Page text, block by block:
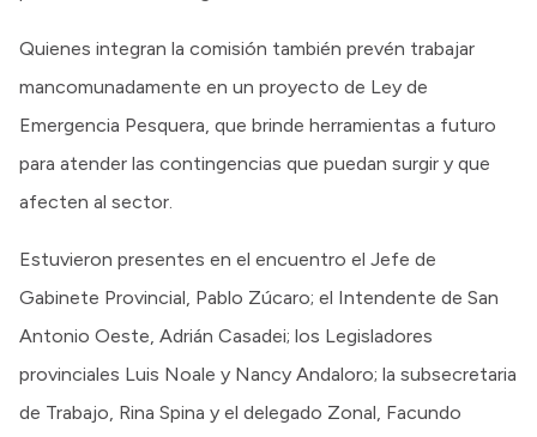
Quienes integran la comisión también prevén trabajar
mancomunadamente en un proyecto de Ley de
Emergencia Pesquera, que brinde herramientas a futuro
para atender las contingencias que puedan surgir y que
afecten al sector.
Estuvieron presentes en el encuentro el Jefe de
Gabinete Provincial, Pablo Zúcaro; el Intendente de San
Antonio Oeste, Adrián Casadei; los Legisladores
provinciales Luis Noale y Nancy Andaloro; la subsecretaria
de Trabajo, Rina Spina y el delegado Zonal, Facundo